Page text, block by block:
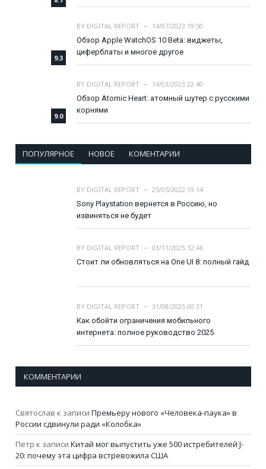
9.3
BY DIGITAL REPORT
14/07/2023 19:50
Обзор Apple WatchOS 10 Beta: виджеты,
циферблаты и многое другое
9.0
BY DIGITAL REPORT
14/03/2023 22:40
Обзор Atomic Heart: атомный шутер с русскими
корнями
ПОПУЛЯРНОЕ НОВОЕ КОМЕНТАРИИ
BY DIGITAL REPORT
25/05/2022 19:14
Sony Playstation вернется в Россию, но
извиняться не будет
BY DIGITAL REPORT
03/11/2025 12:46
Стоит ли обновляться на One UI 8: полный гайд
BY DIGITAL REPORT
31/08/2025 00:31
Как обойти ограничения мобильного
интернета: полное руководство 2025
КОММЕНТАРИИ
Святослав к записи Премьеру нового «Человека-паука» в
России сдвинули ради «Колобка»
Петр к записи Китай мог выпустить уже 500 истребителей J-
20: почему эта цифра встревожила США